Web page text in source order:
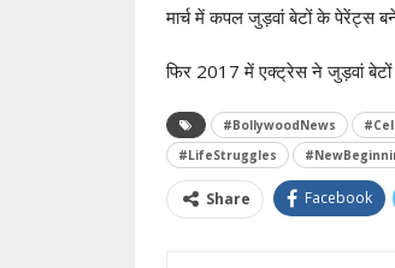
मार्च में कपल जुड़वां बेटों के पेरेंट्स
फिर 2017 में एक्ट्रेस ने जुड़वां बेटों
#BollywoodNews
#LifeStruggles
Share Facebook